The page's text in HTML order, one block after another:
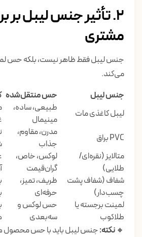
۲. تأثیر جنس لیبل بر
مشتری
جنس لیبل فقط ظاهر نیست، بلکه حس
می‌کند.
جنس لیبل
حس منتقل‌شده
لیبل کاغذی مات
طبیعی، ساده،
مینیمال
PVC براق
مدرن، مقاوم،
جذاب
متالایز (نقره‌ای/
طلایی)
لوکس، خاص،
گران‌قیمت
شفاف (شفاف پشت
چسب‌دار)
ظریف، تمیز،
حرفه‌ای
لمینت برجسته یا
طلاکوب
حس لوکس و
سه‌بعدی
🔸 نکته:جنس لیبل باید با حس محصول